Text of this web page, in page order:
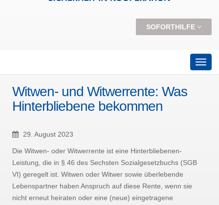
SOFORTHILFE
Witwen- und Witwerrente: Was
Hinterbliebene bekommen
29. August 2023
Die Witwen- oder Witwerrente ist eine Hinterbliebenen-
Leistung, die in § 46 des Sechsten Sozialgesetzbuchs (SGB
VI) geregelt ist. Witwen oder Witwer sowie überlebende
Lebenspartner haben Anspruch auf diese Rente, wenn sie
nicht erneut heiraten oder eine (neue) eingetragene